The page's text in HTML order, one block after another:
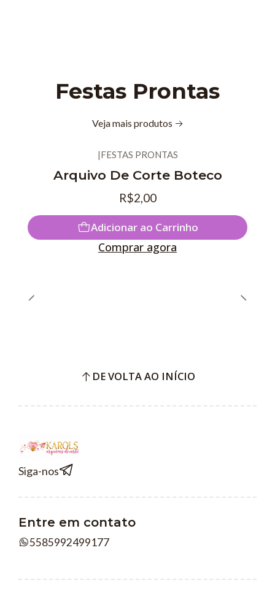
Festas Prontas
Veja mais produtos
|FESTAS PRONTAS
Arquivo De Corte Boteco
R$2,00
Adicionar ao Carrinho
Comprar agora
DE VOLTA AO INÍCIO
Siga-nos
Entre em contato
5585992499177